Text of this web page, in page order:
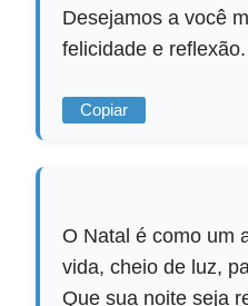
Desejamos a você
felicidade e reflexão.
Copiar
O Natal é como um
vida, cheio de luz,
Que sua noite seja